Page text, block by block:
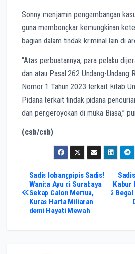
Sonny menjamin pengembangan
guna membongkar kemungkinan
bagian dalam tindak kriminal lain di
“Atas perbuatannya, para pelaku
dan atau Pasal 262 Undang-Undang
Nomor 1 Tahun 2023 terkait Kitab
Pidana terkait tindak pidana
dan pengeroyokan di muka Biasa,”
(csb/csb)
Post
navigation
Kabur
2
Sadis lobangpipis Sadis!
Wanita Ayu di Surabaya
Sekap Calon Mertua,
Kuras Harta Miliaran
demi Hayati Mewah